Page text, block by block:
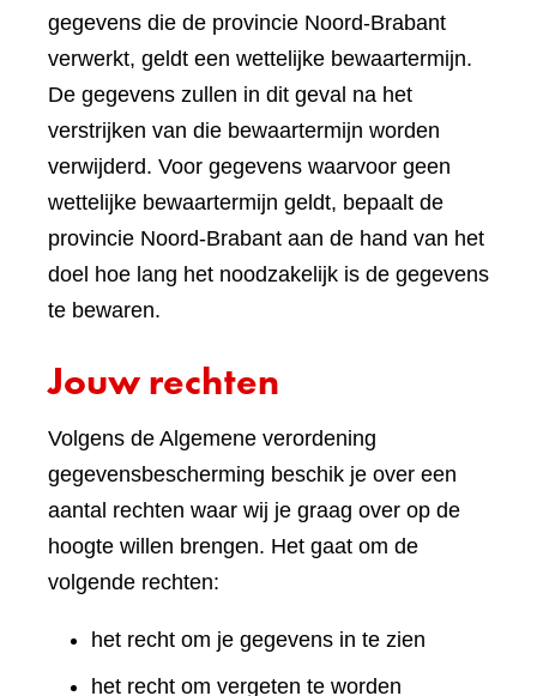
gegevens die de provincie Noord-Brabant
verwerkt, geldt een wettelijke bewaartermijn.
De gegevens zullen in dit geval na het
verstrijken van die bewaartermijn worden
verwijderd. Voor gegevens waarvoor geen
wettelijke bewaartermijn geldt, bepaalt de
provincie Noord-Brabant aan de hand van het
doel hoe lang het noodzakelijk is de gegevens
te bewaren.
Jouw rechten
Volgens de Algemene verordening
gegevensbescherming beschik je over een
aantal rechten waar wij je graag over op de
hoogte willen brengen. Het gaat om de
volgende rechten:
het recht om je gegevens in te zien
het recht om vergeten te worden